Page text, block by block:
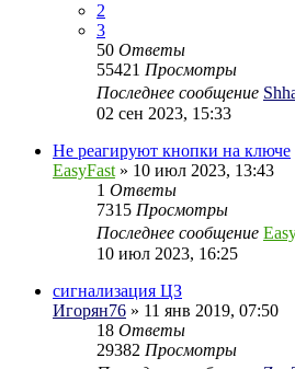
2
3
50 Ответы
55421 Просмотры
Последнее сообщение
02 сен 2023, 15:33
Не реагируют кнопки на ключе
EasyFast » 10 июл 2023, 13:43
1 Ответы
7315 Просмотры
Последнее сообщение
10 июл 2023, 16:25
сигнализация ЦЗ
Игорян76 » 11 янв 2019, 07:50
18 Ответы
29382 Просмотры